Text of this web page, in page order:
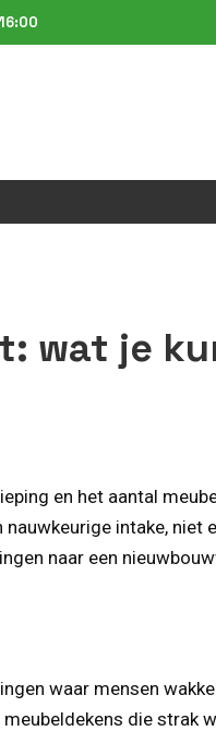
wat je
en het aantal
intake,
naar een
waar mensen
die